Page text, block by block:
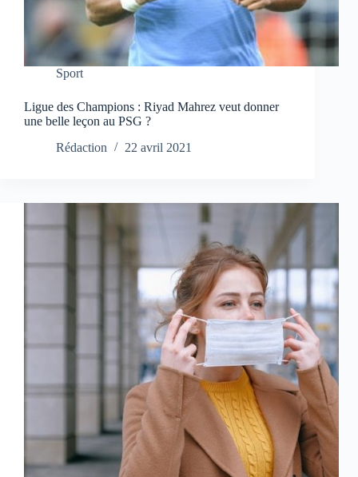
Sport
Ligue des Champions : Riyad Mahrez veut donner
une belle leçon au PSG ?
Rédaction
22 avril 2021